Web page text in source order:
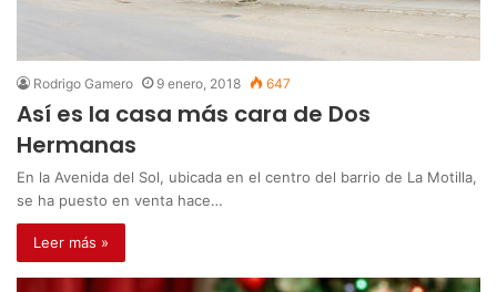
Rodrigo Gamero 9 enero, 2018 647
Así es la casa más cara de Dos
Hermanas
En la Avenida del Sol, ubicada en el centro del barrio de La Motilla,
se ha puesto en venta hace…
Leer más »